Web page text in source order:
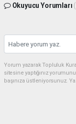
Okuyucu Yorumları
Yorum yazarak Topluluk
sitesine yaptığınız
başınıza üstleniyorsunuz.